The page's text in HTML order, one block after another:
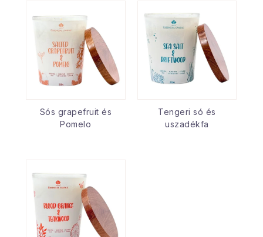
Sós grapefruit és
Pomelo
Tengeri só és
uszadékfa